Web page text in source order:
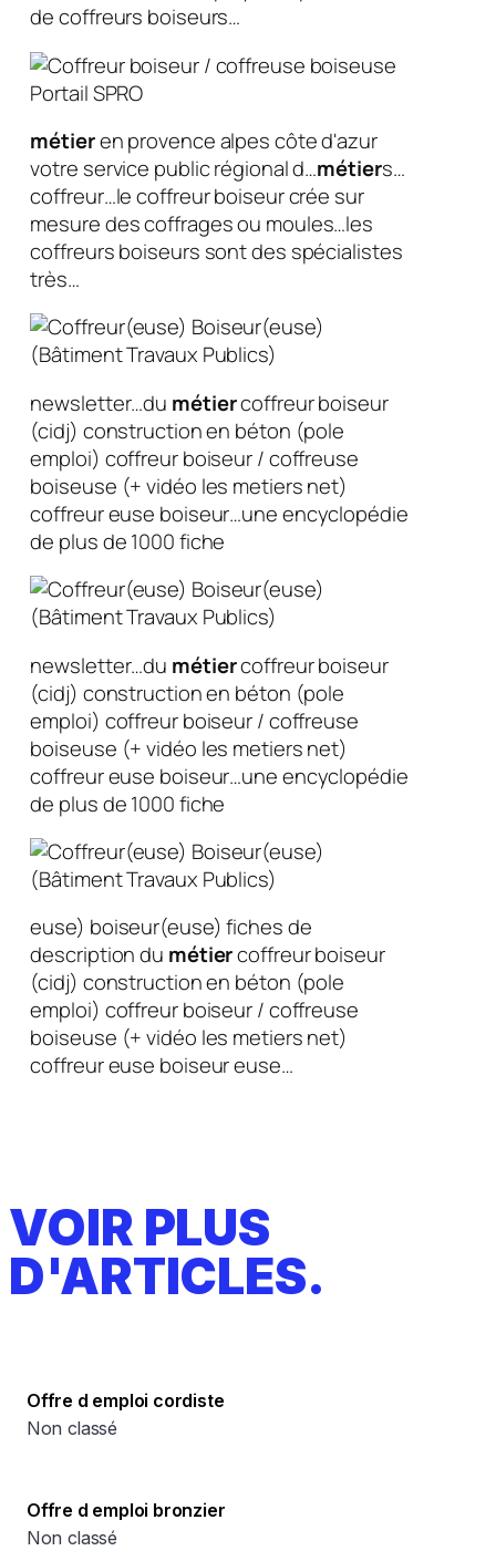
de coffreurs boiseurs…
métieren provence alpes côte d'azur
votre service public régional d…métiers…
coffreur…le coffreur boiseur crée sur
mesure des coffrages ou moules…les
coffreurs boiseurs sont des spécialistes
très…
newsletter…du métiercoffreur boiseur
(cidj) construction en béton (pole
emploi) coffreur boiseur / coffreuse
boiseuse (+ vidéo les metiers net)
coffreur euse boiseur…une encyclopédie
de plus de 1000 fiche
newsletter…du métiercoffreur boiseur
(cidj) construction en béton (pole
emploi) coffreur boiseur / coffreuse
boiseuse (+ vidéo les metiers net)
coffreur euse boiseur…une encyclopédie
de plus de 1000 fiche
euse) boiseur(euse) fiches de
description du métiercoffreur boiseur
(cidj) construction en béton (pole
emploi) coffreur boiseur / coffreuse
boiseuse (+ vidéo les metiers net)
coffreur euse boiseur euse…
VOIR PLUS
D'ARTICLES.
Offre d emploi cordiste
Non classé
Offre d emploi bronzier
Non classé